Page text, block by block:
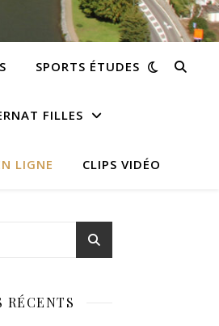
SPORTS ÉTUDES
FILLES
LIGNE CLIPS VIDÉO
RÉCENTS